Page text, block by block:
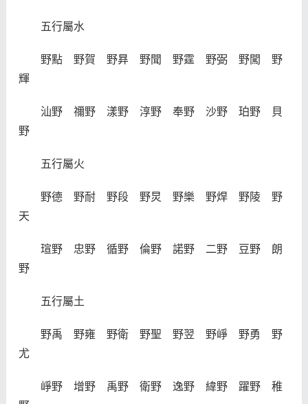
五行屬水
野點 野賀 野昪 野聞 野霆 野弼 野闖 野
輝
汕野 禰野 漾野 淳野 奉野 沙野 珀野 貝
野
五行屬火
野德 野耐 野段 野炅 野樂 野焊 野陵 野
天
瑄野 忠野 循野 倫野 諾野 二野 豆野 朗
野
五行屬土
野禹 野雍 野衛 野聖 野翌 野崢 野勇 野
尤
崢野 增野 禹野 衛野 逸野 緯野 躍野 稚